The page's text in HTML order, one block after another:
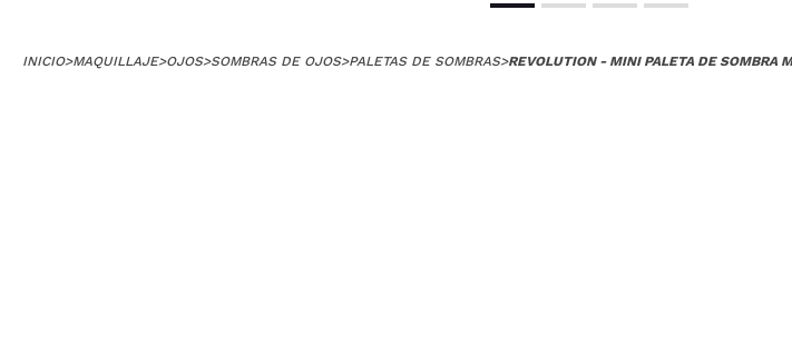
INICIO>MAQUILLAJE>OJOS>SOMBRAS DE OJOS>PALETAS DE SOMBRAS>REVOLUTION - MINI PALETA DE SOMBRA